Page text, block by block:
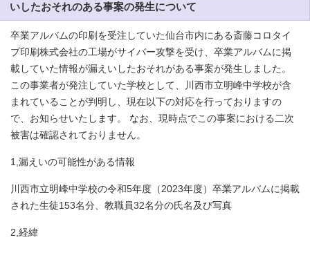
いしたおそれのある事案の発生について
卒業アルバムの印刷を受注していた仙台市内にある斎藤コロタイ
プ印刷株式会社の工場がサイバー攻撃を受け、卒業アルバムに掲
載していた情報が漏えいしたおそれがある事案が発生しました。
この事業者が発注していた学校として、川西市立明峰中学校が含
まれていることが判明し、現在以下の対応を行っておりますの
で、お知らせいたします。 なお、現時点でこの事案における二次
被害は確認されておりません。
1,漏えいの可能性がある情報
川西市立明峰中学校の令和5年度（2023年度）卒業アルバムに掲載
された生徒153名分、教職員32名分の氏名及び写真
2,経緯